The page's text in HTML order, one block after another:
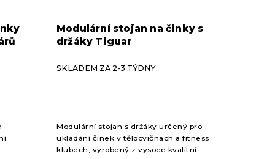
Modulární stojan na činky s
držáky Tiguar
SKLADEM ZA 2-3 TÝDNY
Modulární stojan s držáky určený pro
ukládání činek v tělocvičnách a fitness
klubech, vyrobený z vysoce kvalitní